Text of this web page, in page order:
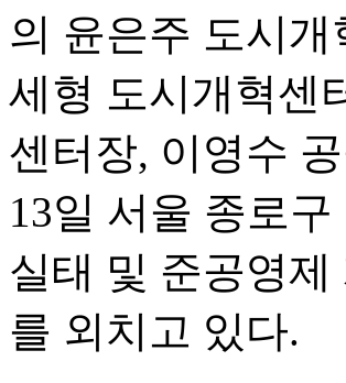
의 윤은주 도시
세형 도시개혁센
센터장, 이영수
13일 서울 종로
실태 및 준공영
를 외치고 있다.